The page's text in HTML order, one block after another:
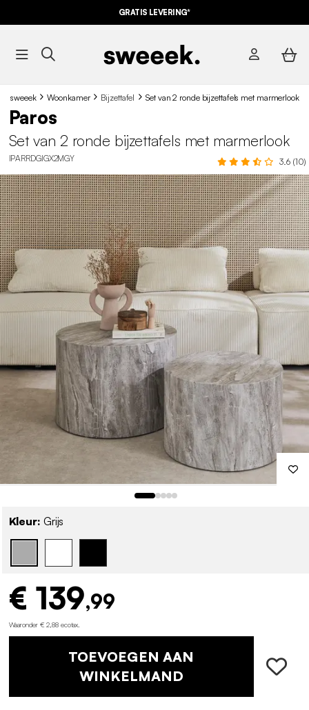
GRATIS LEVERING*
sweeek Woonkamer Bijzettafel Set van 2 ronde bijzettafels met marmerlook
Paros
Set van 2 ronde bijzettafels met marmerlook
IPARRDGIGX2MGY 3.6 (10)
Kleur: Grijs
€ 139,99
Waaronder € 2,88 ecotax
TOEVOEGEN AAN
WINKELMAND